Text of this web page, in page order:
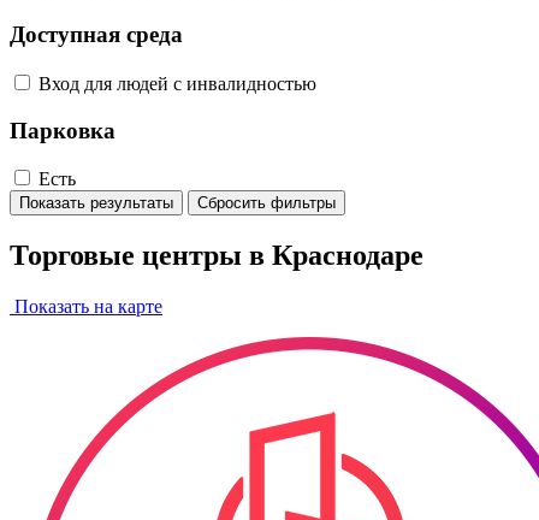
Доступная среда
Вход для людей с инвалидностью
Парковка
Есть
Показать результаты Сбросить фильтры
Торговые центры в Краснодаре
Показать на карте